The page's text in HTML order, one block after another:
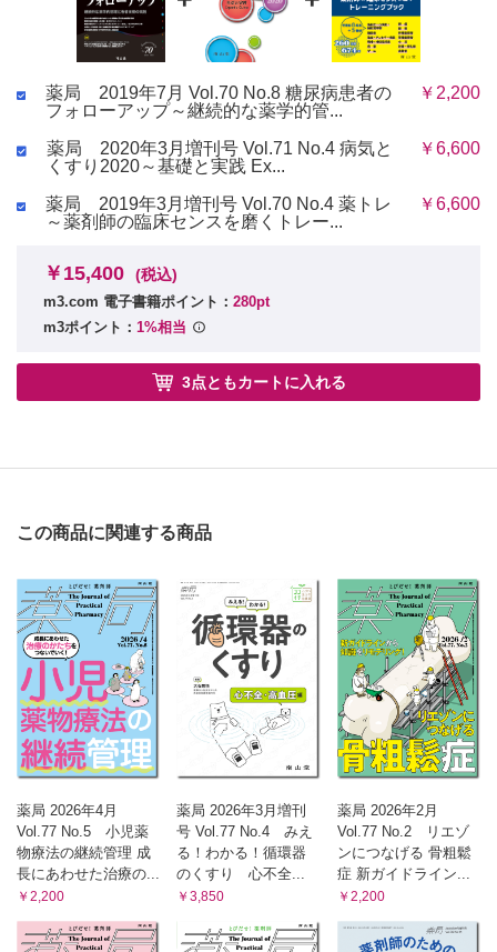
薬局 2019年7月 Vol.70 No.8 糖尿病患者の
フォローアップ～継続的な薬学的管...
￥2,200
薬局 2020年3月増刊号 Vol.71 No.4 病気と
くすり2020～基礎と実践 Ex...
￥6,600
薬局 2019年3月増刊号 Vol.70 No.4 薬トレ
～薬剤師の臨床センスを磨くトレー...
￥6,600
￥15,400 (税込)
m3.com 電子書籍ポイント： 280pt
m3ポイント： 1%相当
3点ともカートに入れる
この商品に関連する商品
薬局 2026年4月
Vol.77 No.5 小児薬
物療法の継続管理 成
長にあわせた治療の...
￥2,200
薬局 2026年3月増刊
号 Vol.77 No.4 みえ
る！わかる！循環器
のくすり 心不全...
￥3,850
薬局 2026年2月
Vol.77 No.2 リエゾ
ンにつなげる 骨粗鬆
症 新ガイドライン...
￥2,200